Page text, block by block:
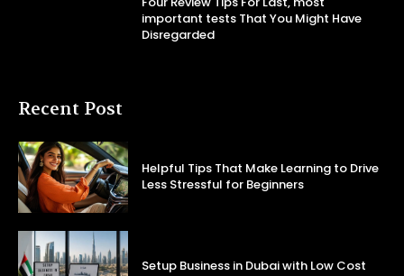
important tests That You Might Have
Disregarded
Recent Post
Helpful Tips That Make Learning to Drive
Less Stressful for Beginners
Setup Business in Dubai with Low Cost